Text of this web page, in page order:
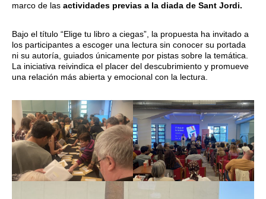
marco de las actividades previas a la diada de Sant Jordi.
Bajo el título “Elige tu libro a ciegas”, la propuesta ha invitado a
los participantes a escoger una lectura sin conocer su portada
ni su autoría, guiados únicamente por pistas sobre la temática.
La iniciativa reivindica el placer del descubrimiento y promueve
una relación más abierta y emocional con la lectura.